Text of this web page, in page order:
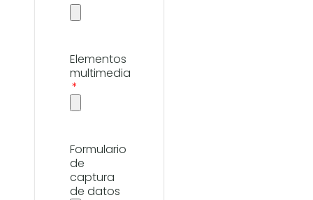
Elementos
multimedia
Formulario
de
captura
de datos